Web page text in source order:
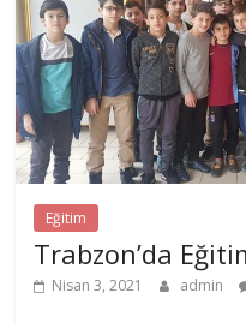
Eğitim
Trabzon’da
Nisan 3, 2021 admin